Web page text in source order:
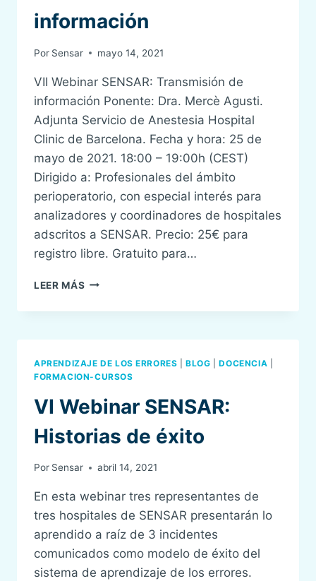
información
Por Sensar mayo 14, 2021
VII Webinar SENSAR: Transmisión de
información Ponente: Dra. Mercè Agusti.
Adjunta Servicio de Anestesia Hospital
Clinic de Barcelona. Fecha y hora: 25 de
mayo de 2021. 18:00 – 19:00h (CEST)
Dirigido a: Profesionales del ámbito
perioperatorio, con especial interés para
analizadores y coordinadores de hospitales
adscritos a SENSAR. Precio: 25€ para
registro libre. Gratuito para…
LEER MÁS VII
SENSAR:
APRENDIZAJE DE LOS ERRORES |BLOG |DOCENCIA
FORMACION-CURSOS
VI Webinar SENSAR:
Historias de éxito
Por Sensar abril 14, 2021
En esta webinar tres representantes de
tres hospitales de SENSAR presentarán lo
aprendido a raíz de 3 incidentes
comunicados como modelo de éxito del
sistema de aprendizaje de los errores.